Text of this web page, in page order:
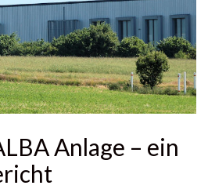
Anlage – ein